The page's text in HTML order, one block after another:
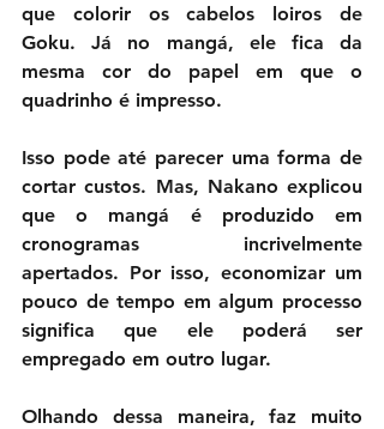
que colorir os cabelos loiros de
Goku. Já no mangá, ele fica da
mesma cor do papel em que o
quadrinho é impresso.
Isso pode até parecer uma forma de
cortar custos. Mas, Nakano explicou
que o mangá é produzido em
cronogramas incrivelmente
apertados. Por isso, economizar um
pouco de tempo em algum processo
significa que ele poderá ser
empregado em outro lugar.
Olhando dessa maneira, faz muito